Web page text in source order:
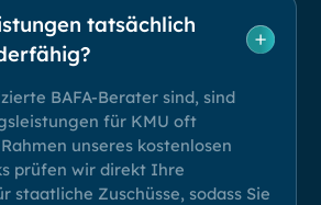
tatsächlich
BAFA-Berater sind, sind
für KMU oft
unseres kostenlosen
prüfen wir direkt Ihre
staatliche Zuschüsse, sodass Sie